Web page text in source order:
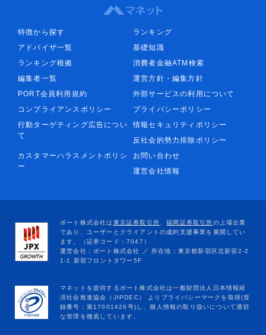
特徴から探す
ランキング
アドバイザ一覧
基礎知識
ランキング根拠
消費者金融ATM検索
編集者一覧
運営方針・編集方針
PORT会員利用規約
外部サービスの利用について
コンプライアンスポリシー
プライバシーポリシー
行動ターゲティング広告につい
て
情報セキュリティポリシー
反社会的勢力排除ポリシー
カスタマーハラスメントポリシ
ー
お問い合わせ
運営会社情報